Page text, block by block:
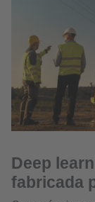
Deep
fabricada